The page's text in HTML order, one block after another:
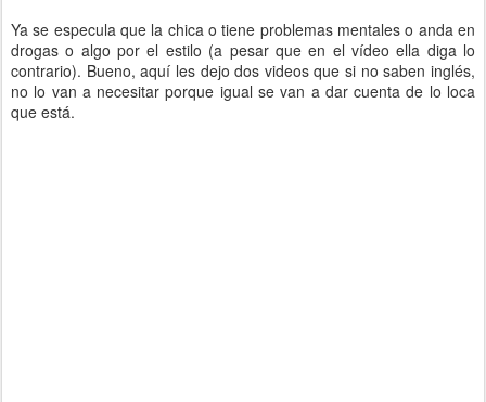
Ya se especula que la chica o tiene problemas mentales o anda en
drogas o algo por el estilo (a pesar que en el vídeo ella diga lo
contrario). Bueno, aquí les dejo dos videos que si no saben inglés,
no lo van a necesitar porque igual se van a dar cuenta de lo loca
que está.